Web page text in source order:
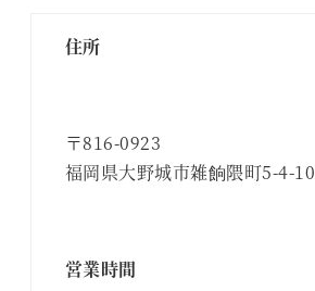
住所
〒816-0923
福岡県大野城市雑餉隈町5-4-10
営業時間